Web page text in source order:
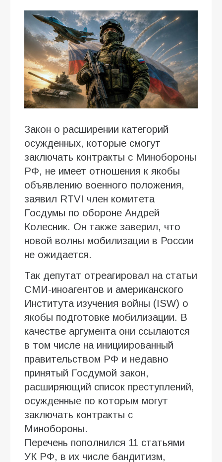
Закон о расширении категорий
осужденных, которые смогут
заключать контракты с Минобороны
РФ, не имеет отношения к якобы
объявлению военного положения,
заявил RTVI член комитета
Госдумы по обороне Андрей
Колесник. Он также заверил, что
новой волны мобилизации в России
не ожидается.
Так депутат отреагировал на статьи
СМИ-иноагентов и американского
Института изучения войны (ISW) о
якобы подготовке мобилизации. В
качестве аргумента они ссылаются
в том числе на инициированный
правительством РФ и недавно
принятый Госдумой закон,
расширяющий список преступлений,
осужденные по которым могут
заключать контракты с
Минобороны.
Перечень пополнился 11 статьями
УК РФ, в их числе бандитизм,